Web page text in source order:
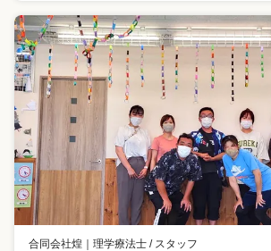
合同会社煌 ｜ 理学療法士 / スタッフ